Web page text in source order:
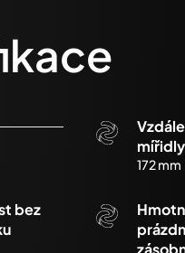
mířidly
172 mm
bez